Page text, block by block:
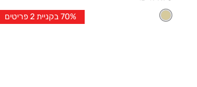
XS S M
אחרי
הנחה
70% בקניית 2 פריטים